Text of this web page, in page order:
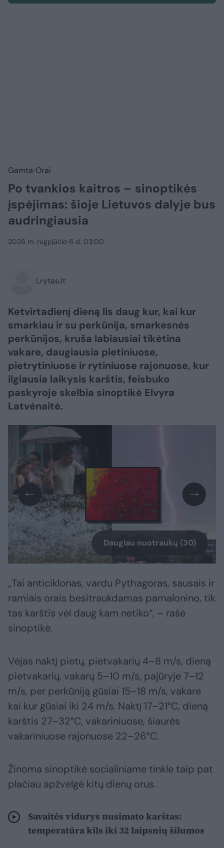
Gamta Orai
Po tvankios kaitros – sinoptikės
įspėjimas: šioje Lietuvos dalyje bus
audringiausia
2026 m. rugpjūčio 6 d. 03:00
Lrytas.lt
Ketvirtadienį dieną lis daug kur, kai kur
smarkiau ir su perkūnija, smarkesnės
perkūnijos, kruša labiausiai tikėtina
vakare, daugiausia pietiniuose,
pietrytiniuose ir rytiniuose rajonuose, kur
ilgiausia laikysis karštis, feisbuko
paskyroje skelbia sinoptikė Elvyra
Latvėnaitė.
Daugiau nuotraukų (30)
„Tai anticiklonas, vardu Pythagoras, sausais ir
ramiais orais besitraukdamas pamalonino, tik
tas karštis vėl daug kam netiko“, – rašė
sinoptikė.
Vėjas naktį pietų, pietvakarių 4–8 m/s, dieną
pietvakarių, vakarų 5–10 m/s, pajūryje 7–12
m/s, per perkūniją gūsiai 15–18 m/s, vakare
kai kur gūsiai iki 24 m/s. Naktį 17–21°C, dieną
karštis 27–32°C, vakariniuose, šiaurės
vakariniuose rajonuose 22–26°C.
Žinoma sinoptikė socialiniame tinkle taip pat
plačiau apžvelgė kitų dienų orus.
Savaitės vidurys nusimato karštas:
temperatūra kils iki 32 laipsnių šilumos